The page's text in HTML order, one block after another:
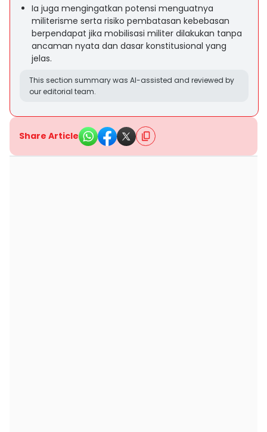
Ia juga mengingatkan potensi menguatnya
militerisme serta risiko pembatasan kebebasan
berpendapat jika mobilisasi militer dilakukan tanpa
ancaman nyata dan dasar konstitusional yang
jelas.
This section summary was AI-assisted and reviewed by
our editorial team.
Share Article